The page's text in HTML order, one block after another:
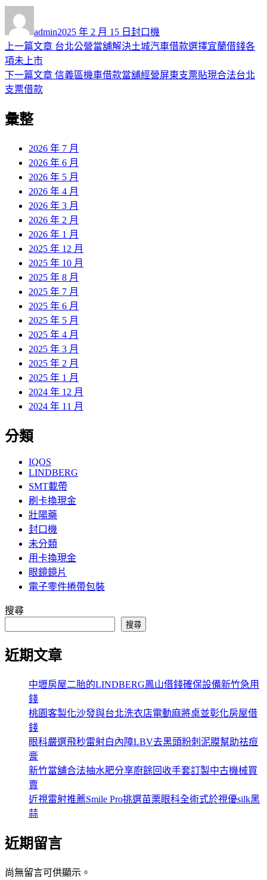
者
admin佈
日
2025 年 2 月 15 日 類
封口機
文
章
導
覽
上一篇文章 上
篇
台北公營當舖解決土城汽車借款選擇宜蘭借錢各
項未上市
下一篇文章 下
信義區機車借款當舖經營屏東支票貼現合法台北
支票借款
彙整
2026 年 7 月
2026 年 6 月
2026 年 5 月
2026 年 4 月
2026 年 3 月
2026 年 2 月
2026 年 1 月
2025 年 12 月
2025 年 10 月
2025 年 8 月
2025 年 7 月
2025 年 6 月
2025 年 5 月
2025 年 4 月
2025 年 3 月
2025 年 2 月
2025 年 1 月
2024 年 12 月
2024 年 11 月
分類
IQOS
LINDBERG
SMT載帶
刷卡換現金
壯陽藥
封口機
未分類
用卡換現金
眼鏡鏡片
電子零件捲帶包裝
搜尋
搜尋
近期文章
中壢房屋二胎的LINDBERG鳳山借錢確保設備新竹急用
錢
桃園客製化沙發與台北洗衣店電動麻將桌並彰化房屋借
錢
眼科嚴選飛秒雷射白內障LBV去黑頭粉刺泥膜幫助祛痘
膏
新竹當舖合法抽水肥分享廚餘回收手套訂製中古機械買
賣
近視雷射推薦Smile Pro挑選苗栗眼科全術式於視優silk黑
蒜
近期留言
尚無留言可供顯示。